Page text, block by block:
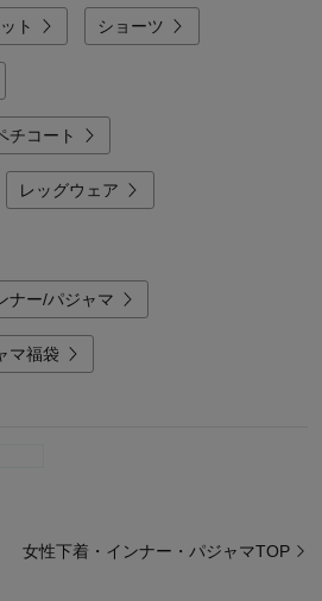
ト ショーツ
チコート
レッグウェア
ナー/パジャマ
マ福袋
女性下着・インナー・パジャマTOP